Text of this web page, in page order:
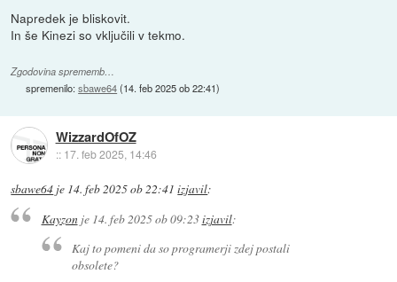
Napredek je bliskovit.
In še Kinezi so vključili v tekmo.
Zgodovina sprememb…
spremenilo:sbawe64(14. feb 2025 ob 22:41)
WizzardOfOZ
:: 17. feb 2025, 14:46
sbawe64 je 14. feb 2025 ob 22:41 izjavil:
Kayzonje 14. feb 2025 ob 09:23izjavil:
Kaj to pomeni da so programerji zdej postali
obsolete?